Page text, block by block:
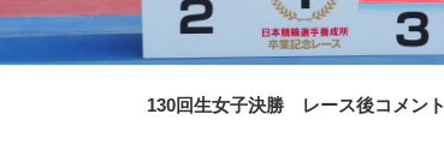
130回生女子決勝 レース後コメント